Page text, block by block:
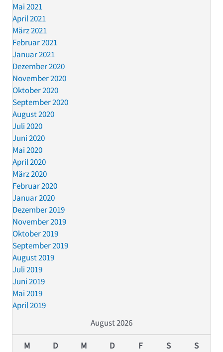
Mai 2021
April 2021
März 2021
Februar 2021
Januar 2021
Dezember 2020
November 2020
Oktober 2020
September 2020
August 2020
Juli 2020
Juni 2020
Mai 2020
April 2020
März 2020
Februar 2020
Januar 2020
Dezember 2019
November 2019
Oktober 2019
September 2019
August 2019
Juli 2019
Juni 2019
Mai 2019
April 2019
August 2026
M D M D F S S